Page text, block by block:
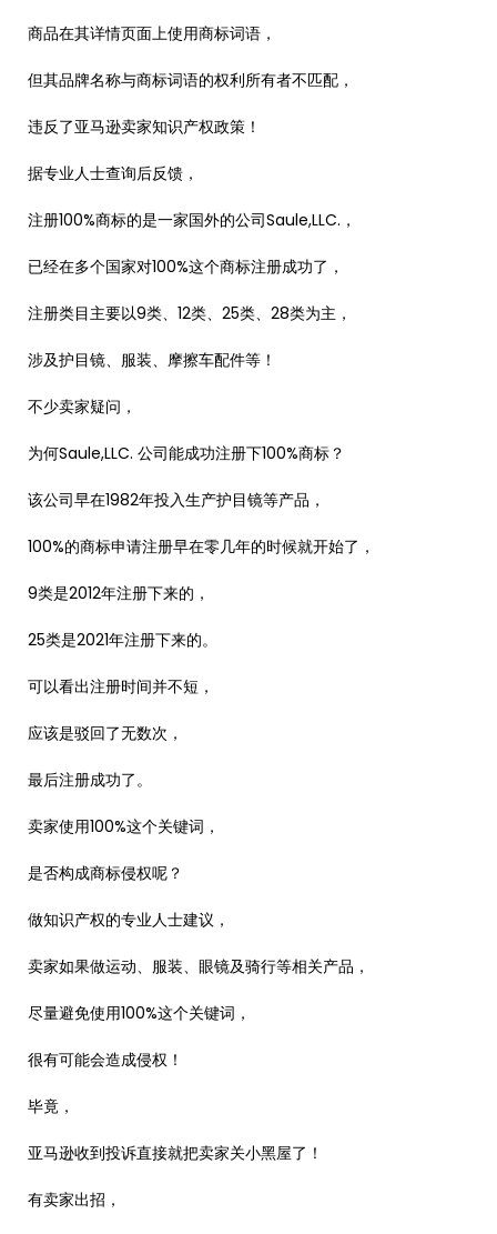
商品在其详情页面上使用商标词语，
但其品牌名称与商标词语的权利所有者不匹配，
违反了亚马逊卖家知识产权政策！
据专业人士查询后反馈，
注册100%商标的是一家国外的公司Saule,LLC.，
已经在多个国家对100%这个商标注册成功了，
注册类目主要以9类、12类、25类、28类为主，
涉及护目镜、服装、摩擦车配件等！
不少卖家疑问，
为何Saule,LLC. 公司能成功注册下100%商标？
该公司早在1982年投入生产护目镜等产品，
100%的商标申请注册早在零几年的时候就开始了，
9类是2012年注册下来的，
25类是2021年注册下来的。
可以看出注册时间并不短，
应该是驳回了无数次，
最后注册成功了。
卖家使用100%这个关键词，
是否构成商标侵权呢？
做知识产权的专业人士建议，
卖家如果做运动、服装、眼镜及骑行等相关产品，
尽量避免使用100%这个关键词，
很有可能会造成侵权！
毕竟，
亚马逊收到投诉直接就把卖家关小黑屋了！
有卖家出招，